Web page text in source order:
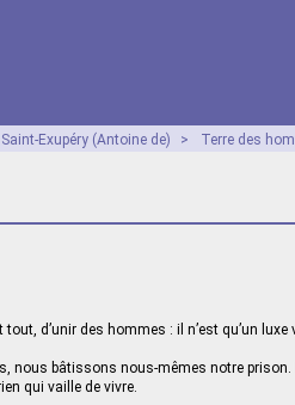
Saint-Exupéry (Antoine de) > Terre des
d’unir des hommes : il n’est qu’un luxe
nous bâtissons nous-mêmes notre
qui vaille de vivre.